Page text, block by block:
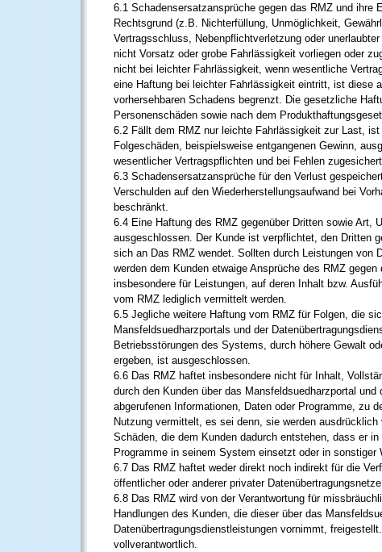
6.1 Schadensersatzansprüche gegen das RMZ und ihre
Rechtsgrund (z.B. Nichterfüllung, Unmöglichkeit,
Vertragsschluss, Nebenpflichtverletzung oder
nicht Vorsatz oder grobe Fahrlässigkeit vorliegen oder
nicht bei leichter Fahrlässigkeit, wenn wesentliche
eine Haftung bei leichter Fahrlässigkeit eintritt, ist diese
vorhersehbaren Schadens begrenzt. Die gesetzliche
Personenschäden sowie nach dem
6.2 Fällt dem RMZ nur leichte Fahrlässigkeit zur Last,
Folgeschäden, beispielsweise entgangenen Gewinn,
wesentlicher Vertragspflichten und bei Fehlen
6.3 Schadensersatzansprüche für den Verlust
Verschulden auf den Wiederherstellungsaufwand bei
beschränkt.
6.4 Eine Haftung des RMZ gegenüber Dritten sowie Art,
ausgeschlossen. Der Kunde ist verpflichtet, den Dritten
sich an Das RMZ wendet. Sollten durch Leistungen von
werden dem Kunden etwaige Ansprüche des RMZ
insbesondere für Leistungen, auf deren Inhalt bzw.
vom RMZ lediglich vermittelt werden.
6.5 Jegliche weitere Haftung vom RMZ für Folgen, die
Mansfeldsuedharzportals und der
Betriebsstörungen des Systems, durch höhere Gewalt
ergeben, ist ausgeschlossen.
6.6 Das RMZ haftet insbesondere nicht für Inhalt,
durch den Kunden über das Mansfeldsuedharzportal
abgerufenen Informationen, Daten oder Programme, zu
Nutzung vermittelt, es sei denn, sie werden
Schäden, die dem Kunden dadurch entstehen, dass er
Programme in seinem System einsetzt oder in sonstiger
6.7 Das RMZ haftet weder direkt noch indirekt für die
öffentlicher oder anderer privater Datenübertragungsnetze.
6.8 Das RMZ wird von der Verantwortung für
Handlungen des Kunden, die dieser über das
Datenübertragungsdienstleistungen vornimmt,
vollverantwortlich.